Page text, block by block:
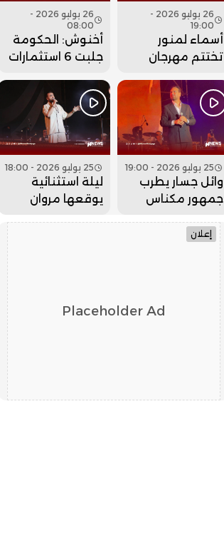
26 يوليو 2026 -
19:00
أسماء لمنور
تختتم مهرجان
جماهيري كبير..
فيديو
26 يوليو 2026 -
08:00
أخنوش: الحكومة
جلبت 6 استثمارات
وادي الذهب
25 يوليو 2026 - 19:00
وائل جسار يطرب
جمهور مكناس
فيديو
25 يوليو 2026 - 18:00
ليلة استثنائية
يوقعها مروان
إعلان
Placeholder Ad